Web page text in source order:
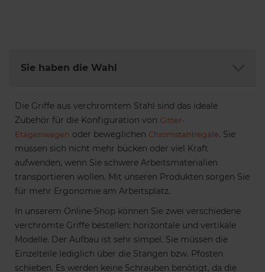
Sie haben die Wahl
Die Griffe aus verchromtem Stahl sind das ideale
Zubehör für die Konfiguration von Gitter-
Etagenwagen oder beweglichen Chromstahlregale. Sie
müssen sich nicht mehr bücken oder viel Kraft
aufwenden, wenn Sie schwere Arbeitsmaterialien
transportieren wollen. Mit unseren Produkten sorgen Sie
für mehr Ergonomie am Arbeitsplatz.
In unserem Online-Shop können Sie zwei verschiedene
verchromte Griffe bestellen: horizontale und vertikale
Modelle. Der Aufbau ist sehr simpel. Sie müssen die
Einzelteile lediglich über die Stangen bzw. Pfosten
schieben. Es werden keine Schrauben benötigt, da die